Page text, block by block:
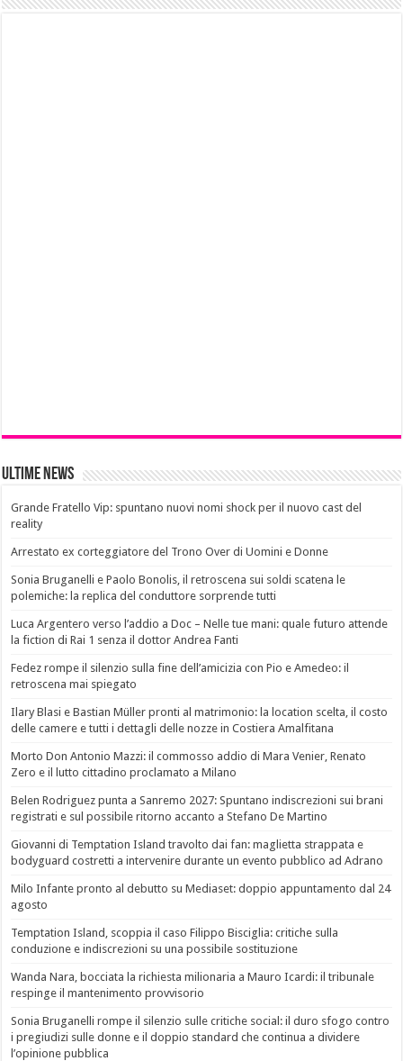
Ultime News
Grande Fratello Vip: spuntano nuovi nomi shock per il nuovo cast del
reality
Arrestato ex corteggiatore del Trono Over di Uomini e Donne
Sonia Bruganelli e Paolo Bonolis, il retroscena sui soldi scatena le
polemiche: la replica del conduttore sorprende tutti
Luca Argentero verso l’addio a Doc – Nelle tue mani: quale futuro attende
la fiction di Rai 1 senza il dottor Andrea Fanti
Fedez rompe il silenzio sulla fine dell’amicizia con Pio e Amedeo: il
retroscena mai spiegato
Ilary Blasi e Bastian Müller pronti al matrimonio: la location scelta, il costo
delle camere e tutti i dettagli delle nozze in Costiera Amalfitana
Morto Don Antonio Mazzi: il commosso addio di Mara Venier, Renato
Zero e il lutto cittadino proclamato a Milano
Belen Rodriguez punta a Sanremo 2027: Spuntano indiscrezioni sui brani
registrati e sul possibile ritorno accanto a Stefano De Martino
Giovanni di Temptation Island travolto dai fan: maglietta strappata e
bodyguard costretti a intervenire durante un evento pubblico ad Adrano
Milo Infante pronto al debutto su Mediaset: doppio appuntamento dal 24
agosto
Temptation Island, scoppia il caso Filippo Bisciglia: critiche sulla
conduzione e indiscrezioni su una possibile sostituzione
Wanda Nara, bocciata la richiesta milionaria a Mauro Icardi: il tribunale
respinge il mantenimento provvisorio
Sonia Bruganelli rompe il silenzio sulle critiche social: il duro sfogo contro
i pregiudizi sulle donne e il doppio standard che continua a dividere
l’opinione pubblica